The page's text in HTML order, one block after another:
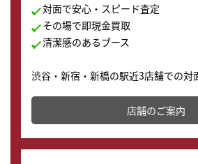
対面で安心・スピード査定
その場で即現金買取
清潔感のあるブース
渋谷・新宿・新橋の駅近3店舗での対
その場で現金買取致します。渋谷本
店舗を併設しており、下取りに出し
の購入もできます♪
店舗のご案内